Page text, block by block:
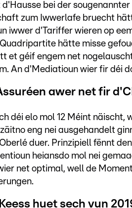
d'Hausse bei der
zum Iwwerlafe bruecht
iwwer d'Tariffer wieren op
hätte misse
et géif engem net
An d'Mediatioun wier fir déi
awer net fir
déi elo mol 12 Méint näischt,
eng nei ausgehandelt
duer. Prinzipiell fënnt
heiansdo mol nei
net optimal, well de
huet sech vun